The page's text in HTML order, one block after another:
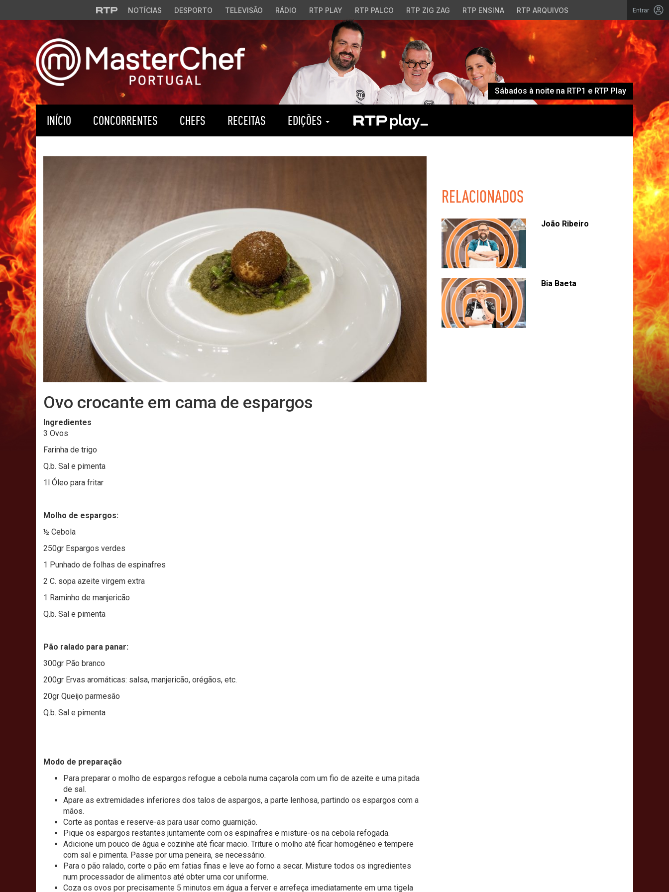
NOTÍCIAS DESPORTO TELEVISÃO RÁDIO RTP PLAY RTP PALCO RTP ZIG ZAG RTP ENSINA RTP ARQUIVOS Entrar
Sábados à noite na RTP1 e RTP Play
INÍCIO CONCORRENTES CHEFS RECEITAS EDIÇÕES
Ovo crocante em cama de espargos
Ingredientes
3 Ovos
Farinha de trigo
Q.b. Sal e pimenta
1l Óleo para fritar
Molho de espargos:
½ Cebola
250gr Espargos verdes
1 Punhado de folhas de espinafres
2 C. sopa azeite virgem extra
1 Raminho de manjericão
Q.b. Sal e pimenta
Pão ralado para panar:
300gr Pão branco
200gr Ervas aromáticas: salsa, manjericão, orégãos, etc.
20gr Queijo parmesão
Q.b. Sal e pimenta
Modo de preparação
Para preparar o molho de espargos refogue a cebola numa caçarola com um fio de azeite e uma pitada
de sal.
Apare as extremidades inferiores dos talos de aspargos, a parte lenhosa, partindo os espargos com a
mãos.
Corte as pontas e reserve-as para usar como guarnição.
Pique os espargos restantes juntamente com os espinafres e misture-os na cebola refogada.
Adicione um pouco de água e cozinhe até ficar macio. Triture o molho até ficar homogéneo e tempere
com sal e pimenta. Passe por uma peneira, se necessário.
Para o pão ralado, corte o pão em fatias finas e leve ao forno a secar. Misture todos os ingredientes
num processador de alimentos até obter uma cor uniforme.
Coza os ovos por precisamente 5 minutos em água a ferver e arrefeça imediatamente em uma tigela
RELACIONADOS
João Ribeiro
Bia Baeta